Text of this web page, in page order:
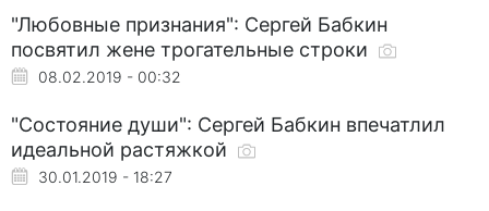
"Любовные признания": Сергей Бабкин
посвятил жене трогательные строки
08.02.2019 - 00:32
"Состояние души": Сергей Бабкин впечатлил
идеальной растяжкой
30.01.2019 - 18:27